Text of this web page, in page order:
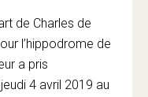
de Charles de
l’hippodrome de
a pris
4 avril 2019 au